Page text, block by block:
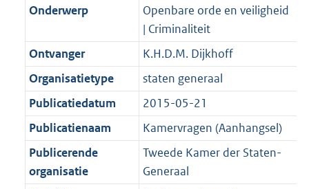
t
a
K
b
2
K
b
Onderwerp
Openbare orde en veiligheid
| Criminaliteit
Ontvanger
K.H.D.M. Dijkhoff
Organisatietype
staten generaal
Publicatiedatum
2015-05-21
Publicatienaam
Kamervragen (Aanhangsel)
Publicerende
organisatie
Tweede Kamer der Staten-
Generaal